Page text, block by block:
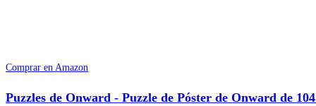
Comprar en Amazon
Puzzles de Onward - Puzzle de Póster de Onward de